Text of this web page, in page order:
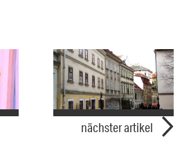
nächster artikel